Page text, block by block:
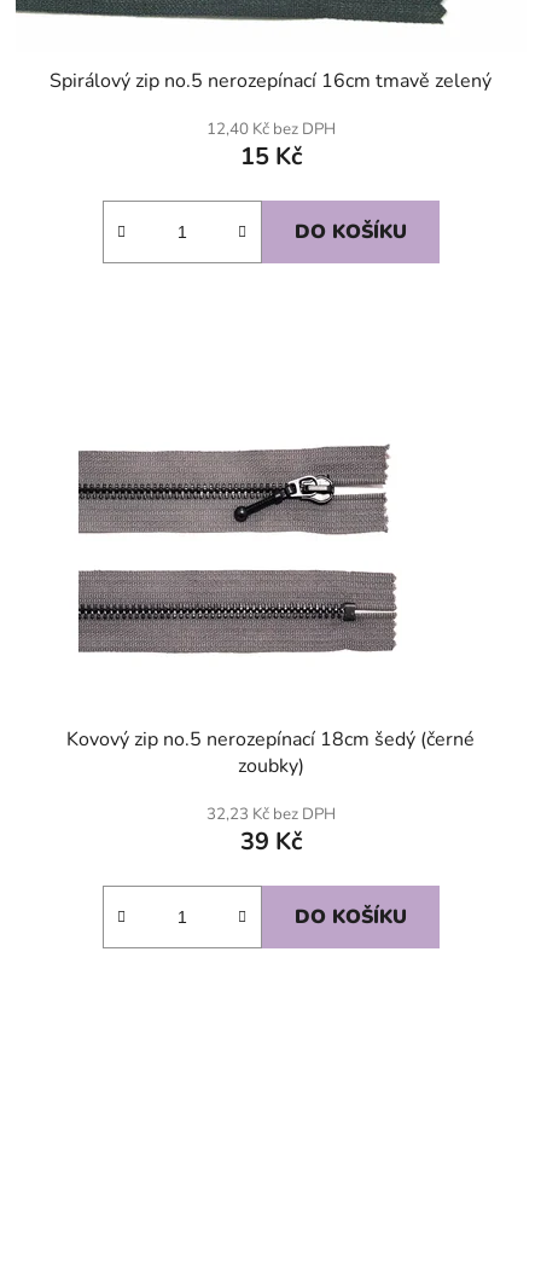
Spirálový zip no.5 nerozepínací 16cm tmavě zelený
12,40 Kč bez DPH
15 Kč
DO KOŠÍKU
Kovový zip no.5 nerozepínací 18cm šedý (černé
zoubky)
32,23 Kč bez DPH
39 Kč
DO KOŠÍKU